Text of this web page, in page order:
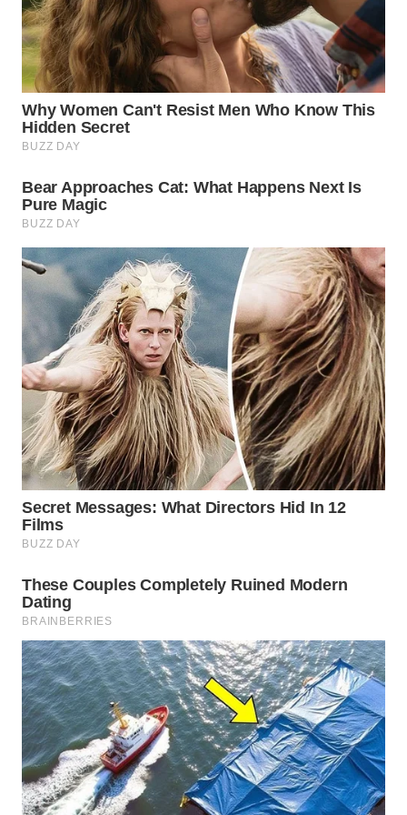
WN
PRIANGAN
TIMUR
WN
SEMARANG
SOLO
WN
BOROBUDUR
WN
MADURA
WN
SURABAYA
WN
NATUNA
WN
BINTAN
MANDALIKA
WN
LIKUPANG
WN
LABUANBAJO
WN
BORNEO